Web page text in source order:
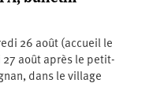
26 août (accueil le
août après le petit-
dans le village